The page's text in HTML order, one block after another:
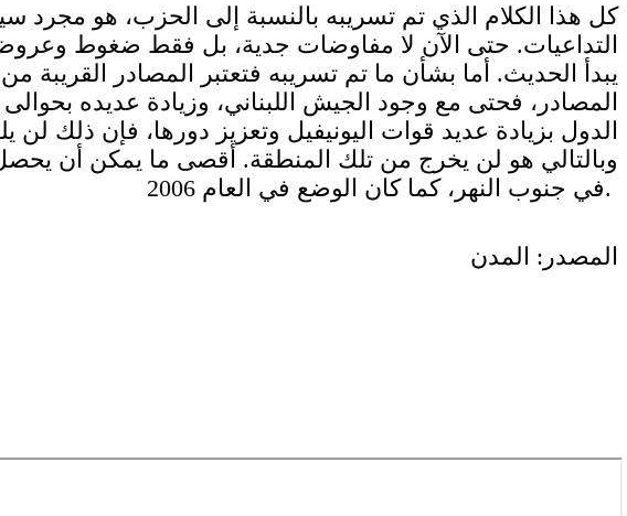
كل هذا الكلام الذي تم تسريبه بالنسبة إلى الحزب، هو مجرد
التداعيات. حتى الآن لا مفاوضات جدية، بل فقط ضغوط وعروض
يبدأ الحديث. أما بشأن ما تم تسريبه فتعتبر المصادر القريبة
الدول بزيادة عديد قوات اليونيفيل وتعزيز دورها، فإن
وبالتالي هو لن يخرج من تلك المنطقة. أقصى ما يمكن أن
في جنوب النهر، كما كان الوضع في العام 2006.
المصدر: المدن